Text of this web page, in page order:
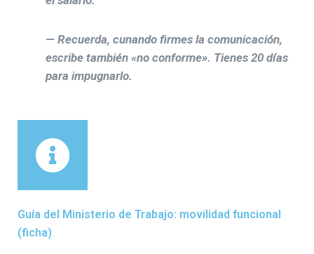
— Recuerda, cunando firmes la comunicación,
escribe también «no conforme». Tienes 20 días
para impugnarlo.
Guía del Ministerio de Trabajo: movilidad funcional
(ficha)